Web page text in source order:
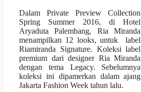
Dalam Private Preview Collection
Spring Summer 2016, di Hotel
Aryaduta Palembang, Ria Miranda
menampilkan 12 looks, untuk label
Riamiranda Signature. Koleksi label
premium dari designer Ria Miranda
dengan tema Legacy. Sebelumnya
koleksi ini dipamerkan dalam ajang
Jakarta Fashion Week tahun lalu.